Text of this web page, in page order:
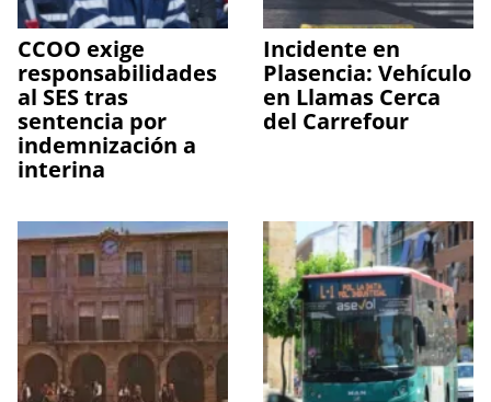
CCOO exige
responsabilidades
al SES tras
sentencia por
indemnización a
interina
Incidente en
Plasencia: Vehículo
en Llamas Cerca
del Carrefour